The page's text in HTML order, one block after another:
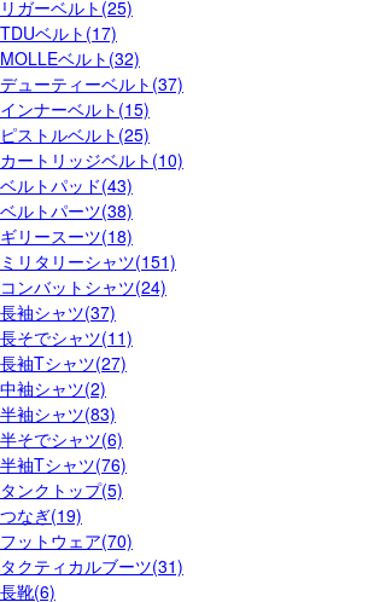
リガーベルト(25)
TDUベルト(17)
MOLLEベルト(32)
デューティーベルト(37)
インナーベルト(15)
ピストルベルト(25)
カートリッジベルト(10)
ベルトパッド(43)
ベルトパーツ(38)
ギリースーツ(18)
ミリタリーシャツ(151)
コンバットシャツ(24)
長袖シャツ(37)
長そでシャツ(11)
長袖Tシャツ(27)
中袖シャツ(2)
半袖シャツ(83)
半そでシャツ(6)
半袖Tシャツ(76)
タンクトップ(5)
つなぎ(19)
フットウェア(70)
タクティカルブーツ(31)
長靴(6)